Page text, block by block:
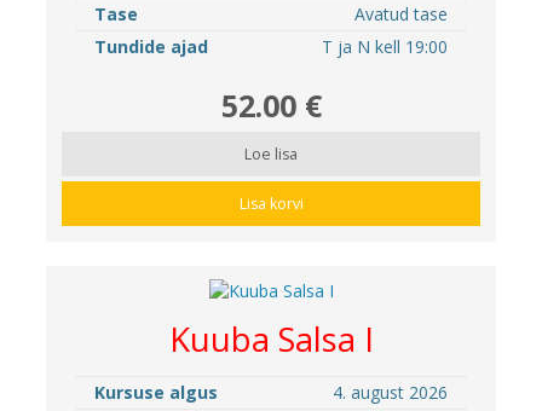
Tase
Avatud tase
Tundide ajad
T ja N kell 19:00
52.00 €
Loe lisa
Lisa korvi
Kuuba Salsa I
Kursuse algus
4. august 2026